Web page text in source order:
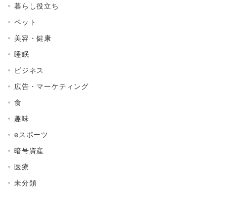
暮らし役立ち
ペット
美容・健康
睡眠
ビジネス
広告・マーケティング
食
趣味
eスポーツ
暗号資産
医療
未分類